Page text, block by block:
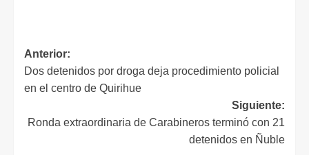
Anterior:
Dos detenidos por droga deja procedimiento policial
en el centro de Quirihue
Siguiente:
Ronda extraordinaria de Carabineros terminó con 21
detenidos en Ñuble